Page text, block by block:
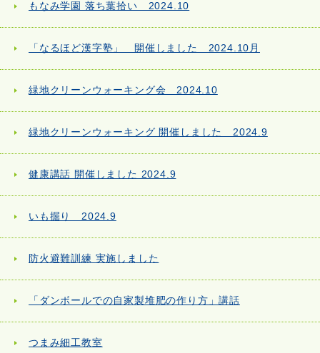
もなみ学園 落ち葉拾い 2024.10
「なるほど漢字塾」 開催しました 2024.10月
緑地クリーンウォーキング会 2024.10
緑地クリーンウォーキング 開催しました 2024.9
健康講話 開催しました 2024.9
いも掘り 2024.9
防火避難訓練 実施しました
「ダンボールでの自家製堆肥の作り方」講話
つまみ細工教室